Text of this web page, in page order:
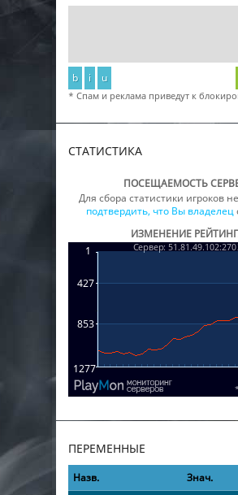
b i u
* Спам и реклама приведут к
СТАТИСТИКА
ПОСЕЩАЕМОСТЬ
Для сбора статистики игроков
подтвердить, что Вы владелец
ИЗМЕНЕНИЕ
ПЕРЕМЕННЫЕ
Назв.
Знач.